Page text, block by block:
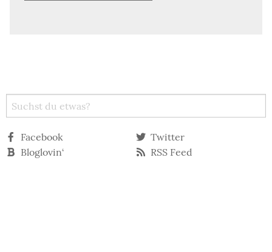
Facebook
Twitter
Bloglovin‘
RSS Feed